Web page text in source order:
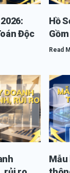
Độc
Hồ
Read
Mẫu